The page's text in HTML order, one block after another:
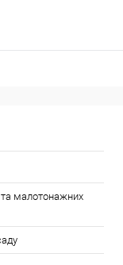
та малотонажних